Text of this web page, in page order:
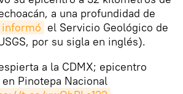
a una profundidad de
informó el Servicio Geológico de
por su sigla en inglés).
a la CDMX; epicentro
Pinotepa Nacional